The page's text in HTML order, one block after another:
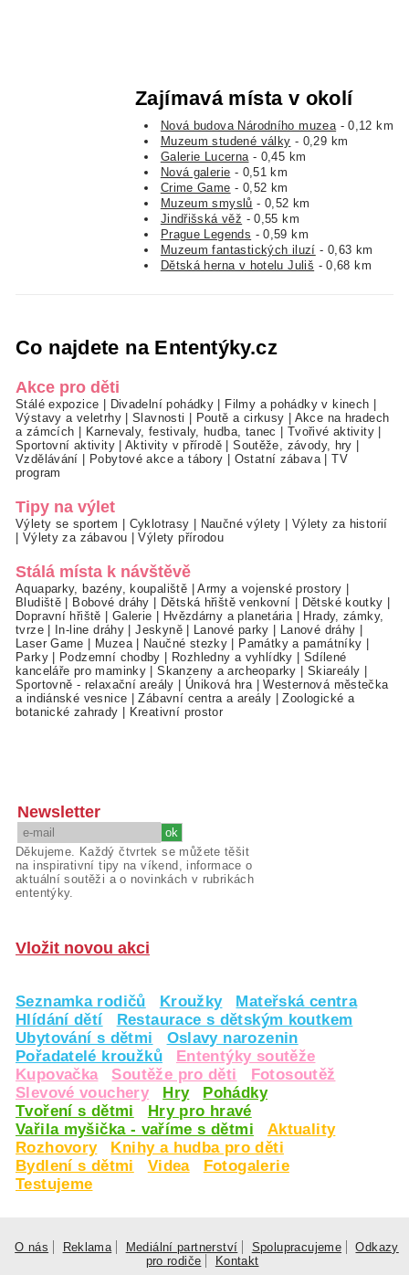
Zajímavá místa v okolí
Nová budova Národního muzea- 0,12 km
Muzeum studené války - 0,29 km
Galerie Lucerna- 0,45 km
Nová galerie - 0,51 km
Crime Game - 0,52 km
Muzeum smyslů - 0,52 km
Jindřišská věž - 0,55 km
Prague Legends - 0,59 km
Muzeum fantastických iluzí - 0,63 km
Dětská herna v hotelu Juliš - 0,68 km
Co najdete na Ententýky.cz
Akce pro děti
Stálé expozice Divadelní pohádky Filmy a pohádky v kinech
Výstavy a veletrhy|Slavnosti Poutě a cirkusy
Akce na hradech
a zámcích
Karnevaly, festivaly, hudba, tanec Tvořivé aktivity
Sportovní aktivity|Aktivity v přírodě |Soutěže, závody, hry
Vzdělávání
Pobytové akce a tábory Ostatní zábava|TV
program
Tipy na výlet
Výlety se sportem Cyklotrasy Naučné výlety
Výlety za historií
Výlety za zábavou |Výlety přírodou
Stálá místa k návštěvě
Aquaparky, bazény, koupaliště |Army a vojenské prostory
Bludiště
Bobové dráhy Dětská hřiště venkovní Dětské koutky
Dopravní hřiště
Galerie Hvězdárny a planetária|
Hrady, zámky,
tvrze| In-line dráhy |Jeskyně| Lanové parky Lanové dráhy
Laser Game
Muzea| Naučné stezky Památky a památníky
Parky| Podzemní chodby Rozhledny a vyhlídky
Sdílené
kanceláře pro maminky |Skanzeny a archeoparky Skiareály
Sportovně - relaxační areály
Úniková hra|Westernová městečka
a indiánské vesnice |Zábavní centra a areály |Zoologické a
botanické zahrady
Kreativní prostor
Newsletter
Děkujeme. Každý čtvrtek se můžete těšit
na inspirativní tipy na víkend, informace o
aktuální soutěži a o novinkách v rubrikách
ententýky.
Vložit novou akci
Seznamka rodičů Kroužky
Mateřská centra
Hlídání dětí
Restaurace s dětským koutkem
Ubytování s dětmi
Oslavy narozenin
Pořadatelé kroužků
Ententýky soutěže
Kupovačka
Soutěže pro děti
Fotosoutěž
Slevové vouchery
Hry
Pohádky
Tvoření s dětmi
Hry pro hravé
Vařila myšička - vaříme s dětmi
Aktuality
Rozhovory
Knihy a hudba pro děti
Bydlení s dětmi
Videa
Fotogalerie
Testujeme
O nás Reklama Mediální partnerství Spolupracujeme
Odkazy
pro rodiče
Kontakt